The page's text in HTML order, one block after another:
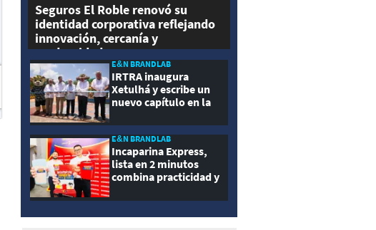
Seguros El Roble renovó su
identidad corporativa reflejando
innovación, cercanía y
modernidad
E&N BRANDLAB
IRTRA inaugura
Xetulhá y escribe un
nuevo capítulo en la
recreación de
Guatemala
E&N BRANDLAB
Incaparina Express,
lista en 2 minutos
combina practicidad y